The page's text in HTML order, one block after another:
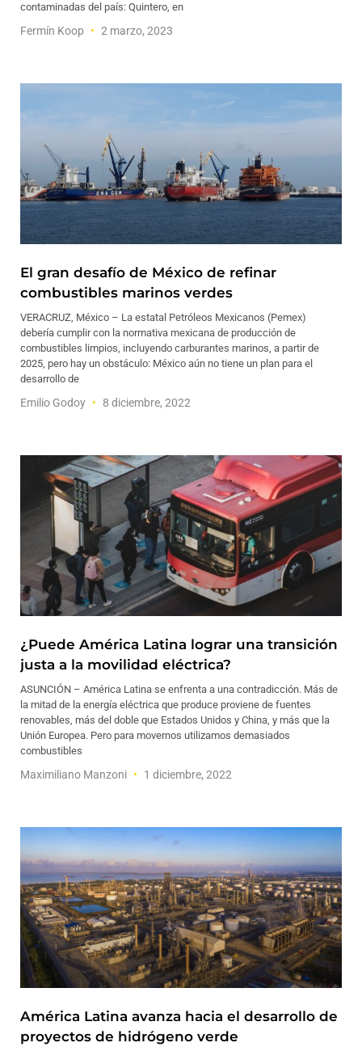
contaminadas del país: Quintero, en
Fermín Koop 2 marzo, 2023
El gran desafío de México de refinar
combustibles marinos verdes
VERACRUZ, México – La estatal Petróleos Mexicanos (Pemex)
debería cumplir con la normativa mexicana de producción de
combustibles limpios, incluyendo carburantes marinos, a partir de
2025, pero hay un obstáculo: México aún no tiene un plan para el
desarrollo de
Emilio Godoy 8 diciembre, 2022
¿Puede América Latina lograr una transición
justa a la movilidad eléctrica?
ASUNCIÓN – América Latina se enfrenta a una contradicción. Más de
la mitad de la energía eléctrica que produce proviene de fuentes
renovables, más del doble que Estados Unidos y China, y más que la
Unión Europea. Pero para movernos utilizamos demasiados
combustibles
Maximiliano Manzoni 1 diciembre, 2022
América Latina avanza hacia el desarrollo de
proyectos de hidrógeno verde